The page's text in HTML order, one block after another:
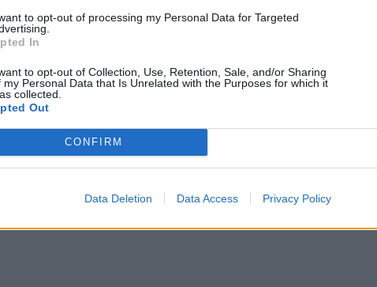
to opt-out of processing my Personal Data for Targeted
In
to opt-out of Collection, Use, Retention, Sale, and/or Sharing
my Personal Data that Is Unrelated with the Purposes for which it
collected.
Out
CONFIRM
Data Deletion Data Access Privacy Policy